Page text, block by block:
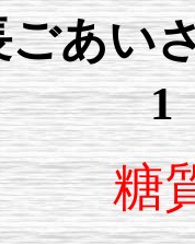
ごあい
1
糖